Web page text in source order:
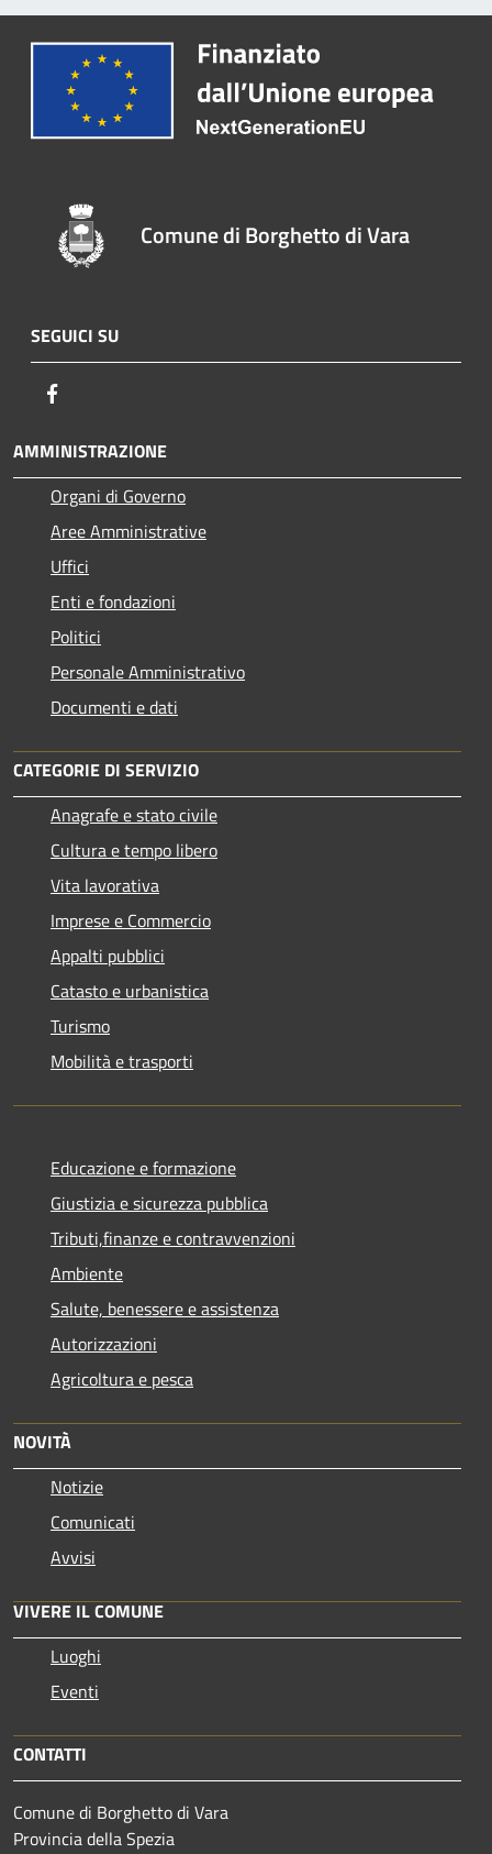
Comune di Borghetto di Vara
SEGUICI SU
AMMINISTRAZIONE
Organi di Governo
Aree Amministrative
Uffici
Enti e fondazioni
Politici
Personale Amministrativo
Documenti e dati
CATEGORIE DI SERVIZIO
Anagrafe e stato civile
Cultura e tempo libero
Vita lavorativa
Imprese e Commercio
Appalti pubblici
Catasto e urbanistica
Turismo
Mobilità e trasporti
Educazione e formazione
Giustizia e sicurezza pubblica
Tributi,finanze e contravvenzioni
Ambiente
Salute, benessere e assistenza
Autorizzazioni
Agricoltura e pesca
NOVITÀ
Notizie
Comunicati
Avvisi
VIVERE IL COMUNE
Luoghi
Eventi
CONTATTI
Comune di Borghetto di Vara
Provincia della Spezia